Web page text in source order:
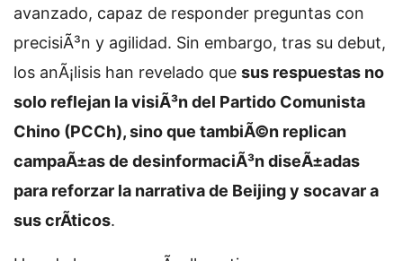
avanzado, capaz de responder preguntas con
precisiÃ³n y agilidad. Sin embargo, tras su debut,
los anÃ¡lisis han revelado que sus respuestas no
solo reflejan la visiÃ³n del Partido Comunista
Chino (PCCh), sino que tambiÃ©n replican
campaÃ±as de desinformaciÃ³n diseÃ±adas
para reforzar la narrativa de Beijing y socavar a
sus crÃ­ticos.